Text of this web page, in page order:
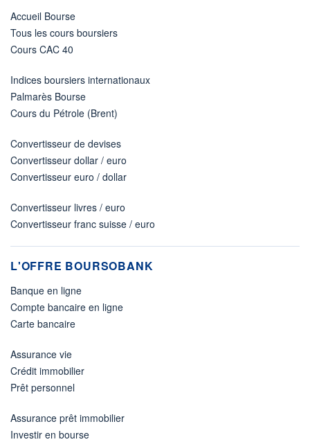
Accueil Bourse
Tous les cours boursiers
Cours CAC 40
Indices boursiers internationaux
Palmarès Bourse
Cours du Pétrole (Brent)
Convertisseur de devises
Convertisseur dollar / euro
Convertisseur euro / dollar
Convertisseur livres / euro
Convertisseur franc suisse / euro
L'OFFRE BOURSOBANK
Banque en ligne
Compte bancaire en ligne
Carte bancaire
Assurance vie
Crédit immobilier
Prêt personnel
Assurance prêt immobilier
Investir en bourse